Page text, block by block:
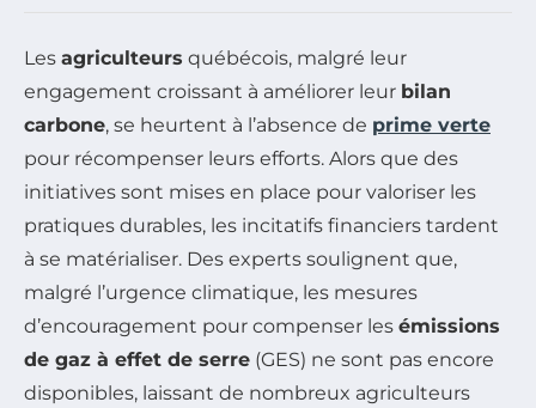
Les agriculteurs québécois, malgré leur
engagement croissant à améliorer leur bilan
carbone, se heurtent à l’absence de prime verte
pour récompenser leurs efforts. Alors que des
initiatives sont mises en place pour valoriser les
pratiques durables, les incitatifs financiers tardent
à se matérialiser. Des experts soulignent que,
malgré l’urgence climatique, les mesures
d’encouragement pour compenser les émissions
de gaz à effet de serre (GES) ne sont pas encore
disponibles, laissant de nombreux agriculteurs